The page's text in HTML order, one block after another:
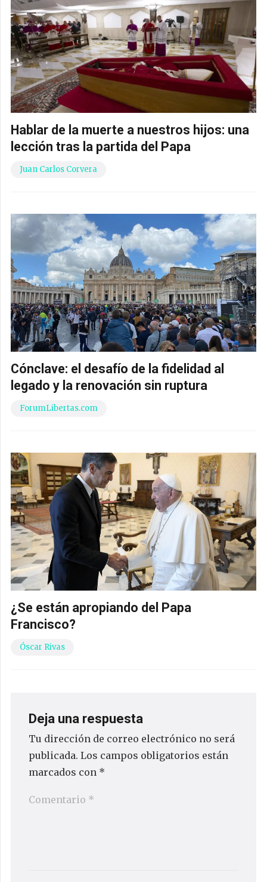
Hablar de la muerte a nuestros hijos: una
lección tras la partida del Papa
Juan Carlos Corvera
Cónclave: el desafío de la fidelidad al
legado y la renovación sin ruptura
ForumLibertas.com
¿Se están apropiando del Papa
Francisco?
Óscar Rivas
Deja una respuesta
Tu dirección de correo electrónico no será
publicada. Los campos obligatorios están
marcados con *